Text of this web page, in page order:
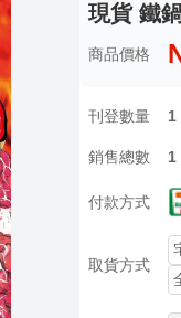
現貨 鐵
商品價格
刊登數量 1
銷售總數 1
付款方式
取貨方式